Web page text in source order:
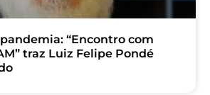
“Encontro com
traz Luiz Felipe Pondé